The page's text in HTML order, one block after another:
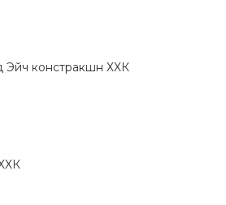
Эйч констракшн ХХК